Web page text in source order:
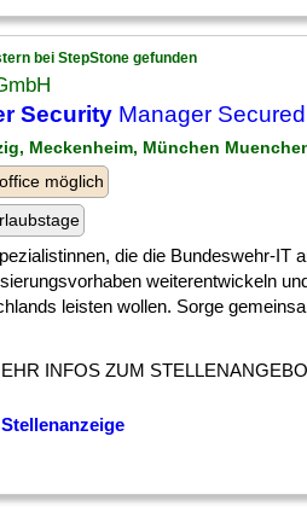
bei StepStone gefunden
Security Manager
Meckenheim, München
möglich
die die Bundeswehr-IT
weiterentwickeln
leisten wollen. Sorge
INFOS ZUM